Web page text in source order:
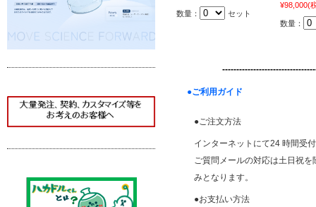
数量： セット
¥98,000(
数量：
●ご利用ガイド
●ご注文方法
インターネットにて24 時間受
ご質問メールの対応は土日祝
みとなります。
●お支払い方法